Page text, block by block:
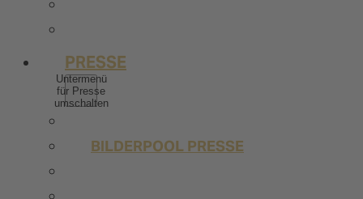
PRESSE
Untermenü
für Presse
umschalten
BILDERPOOL PRESSE